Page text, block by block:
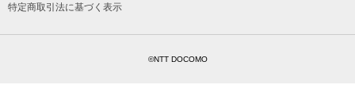
特定商取引法に基づく表示
©NTT DOCOMO